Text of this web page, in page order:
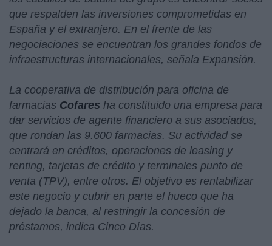
que respalden las inversiones comprometidas en
España y el extranjero. En el frente de las
negociaciones se encuentran los grandes fondos de
infraestructuras internacionales, señala Expansión.
La cooperativa de distribución para oficina de
farmacias Cofares ha constituido una empresa para
dar servicios de agente financiero a sus asociados,
que rondan las 9.600 farmacias. Su actividad se
centrará en créditos, operaciones de leasing y
renting, tarjetas de crédito y terminales punto de
venta (TPV), entre otros. El objetivo es rentabilizar
este negocio y cubrir en parte el hueco que ha
dejado la banca, al restringir la concesión de
préstamos, indica Cinco Días.